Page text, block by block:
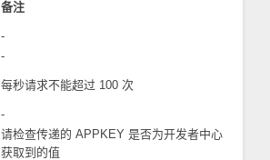
备注
-
-
每秒请求不能超过 100 次
-
请检查传递的 APPKEY 是否为开发者中心
获取到的值